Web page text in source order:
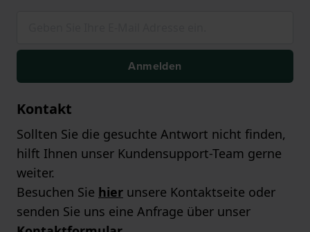
Anmelden
Kontakt
Sollten Sie die gesuchte Antwort nicht finden,
hilft Ihnen unser Kundensupport-Team gerne
weiter.
Besuchen Sie hier unsere Kontaktseite oder
senden Sie uns eine Anfrage über unser